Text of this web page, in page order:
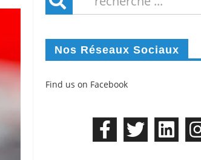
Nos Réseaux Sociaux
Find us on Facebook